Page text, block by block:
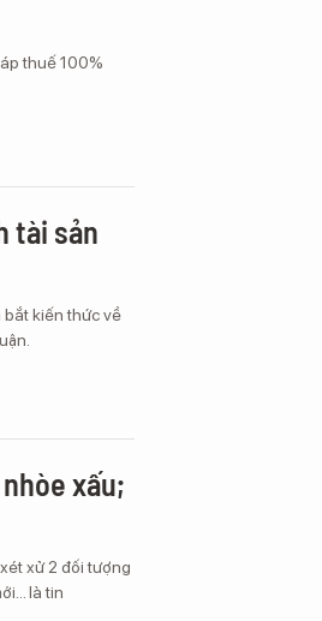
thuế 100%
tài sản
bắt kiến thức về
xấu;
xử 2 đối tượng
là tin